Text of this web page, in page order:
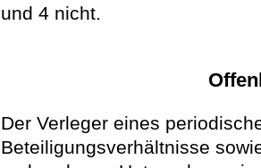
und 4 nicht.
Der Verleger eines
Beteiligungsverhältnisse